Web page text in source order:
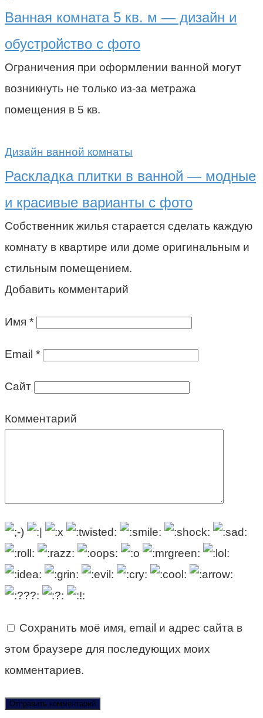
Ванная комната 5 кв. м — дизайн и
обустройство с фото
Ограничения при оформлении ванной могут
возникнуть не только из-за метража
помещения в 5 кв.
Дизайн ванной комнаты
Раскладка плитки в ванной — модные
и красивые варианты с фото
Собственник жилья старается сделать каждую
комнату в квартире или доме оригинальным и
стильным помещением.
Добавить комментарий
Имя *
Email *
Сайт
Комментарий
Сохранить моё имя, email и адрес сайта в
этом браузере для последующих моих
комментариев.